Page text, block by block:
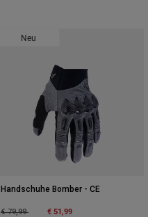
Neu
Handschuhe Bomber - CE
Price reduced from
€ 79,99to € 51,99